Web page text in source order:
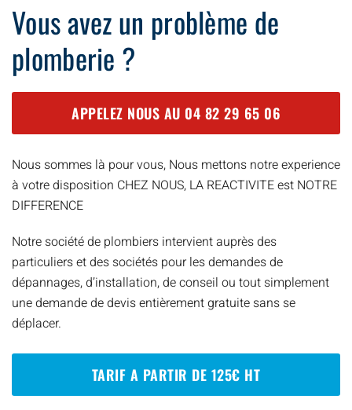
Vous avez un problème de
plomberie ?
APPELEZ NOUS AU 04 82 29 65 06
Nous sommes là pour vous, Nous mettons notre experience
à votre disposition CHEZ NOUS, LA REACTIVITE est NOTRE
DIFFERENCE
Notre société de plombiers intervient auprès des
particuliers et des sociétés pour les demandes de
dépannages, d’installation, de conseil ou tout simplement
une demande de devis entièrement gratuite sans se
déplacer.
TARIF A PARTIR DE 125€ HT